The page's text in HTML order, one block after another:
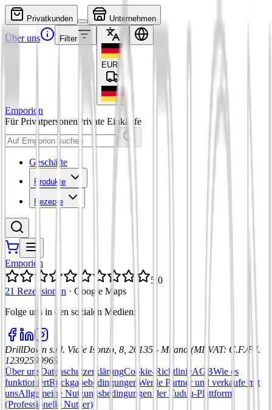
Privatkunden Unternehmen
Über uns Filter
EUR
Emporion
Für PrivatpersonenPrivate Einkäufe
Geschäfte
Produkte
Rezepte
Emporion
5,0
21 Rezensionen · Google Maps
Folge uns in den sozialen Medien:
DrillDown s.r.l. Viale Isonzo, 8, 20135 - Milano (MI) VAT: C.F./P.I.
12392590969
Über uns DatenschutzerklärungCookie-RichtlinieAGBWie es
funktioniertRückgabebedingungen Werde Partner und verkaufe mit
unsAllgemeine Nutzungsbedingungen der Tuduu-Plattform
(Professionelle Nutzer)